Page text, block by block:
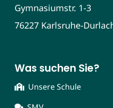
Gymnasiumstr. 1-3
76227 Karlsruhe-
Was suchen Sie?
Unsere Schule